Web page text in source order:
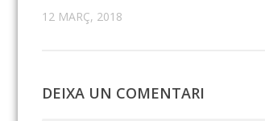
12 MARÇ, 2018
DEIXA UN COMENTARI